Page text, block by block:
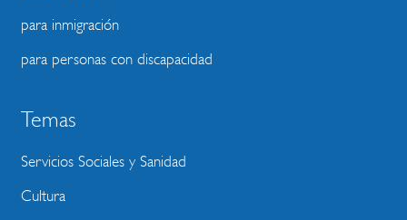
para inmigración
para personas con discapacidad
Temas
Servicios Sociales y Sanidad
Cultura